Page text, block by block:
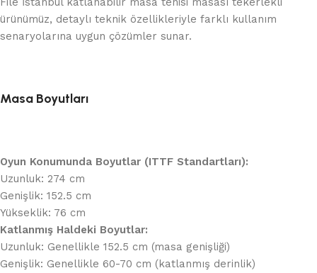
ürünümüz, detaylı teknik özellikleriyle farklı kullanım
senaryolarına uygun çözümler sunar.
Masa Boyutları
Oyun Konumunda Boyutlar (ITTF Standartları):
Uzunluk: 274 cm
Genişlik: 152.5 cm
Yükseklik: 76 cm
Katlanmış Haldeki Boyutlar:
Uzunluk: Genellikle 152.5 cm (masa genişliği)
Genişlik: Genellikle 60-70 cm (katlanmış derinlik)